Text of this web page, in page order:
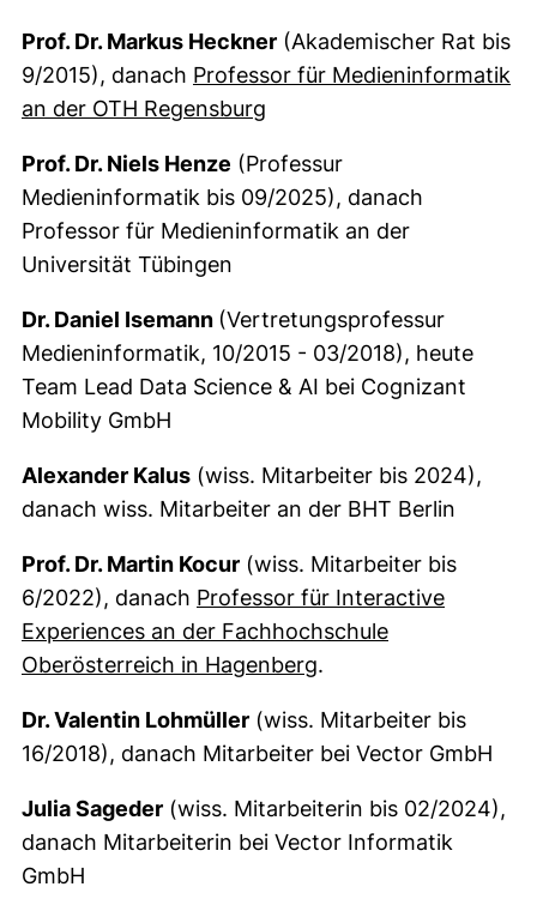
Prof. Dr. Markus Heckner (Akademischer Rat bis
9/2015), danach Professor für Medieninformatik
an der OTH Regensburg
Prof. Dr. Niels Henze (Professur
Medieninformatik bis 09/2025), danach
Professor für Medieninformatik an der
Universität Tübingen
Dr. Daniel Isemann (Vertretungsprofessur
Medieninformatik, 10/2015 - 03/2018), heute
Team Lead Data Science & AI bei Cognizant
Mobility GmbH
Alexander Kalus (wiss. Mitarbeiter bis 2024),
danach wiss. Mitarbeiter an der BHT Berlin
Prof. Dr. Martin Kocur (wiss. Mitarbeiter bis
6/2022), danach Professor für Interactive
Experiences an der Fachhochschule
Oberösterreich in Hagenberg(externer Link,
.
Dr. Valentin Lohmüller (wiss. Mitarbeiter bis
16/2018), danach Mitarbeiter bei Vector GmbH
Julia Sageder (wiss. Mitarbeiterin bis 02/2024),
danach Mitarbeiterin bei Vector Informatik
GmbH